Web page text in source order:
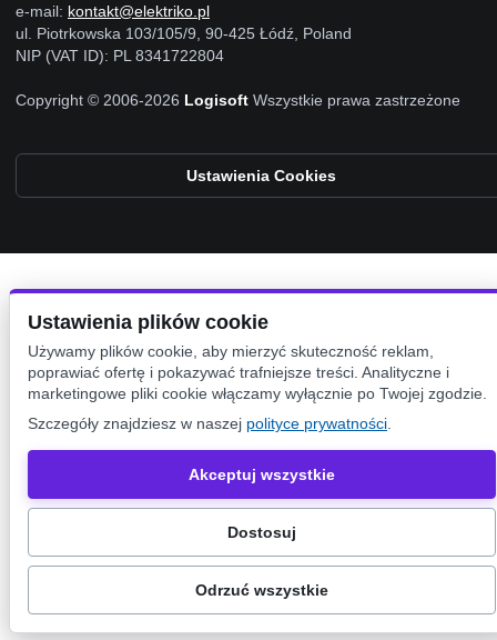
e-mail: kontakt@elektriko.pl
ul. Piotrkowska 103/105/9, 90-425 Łódź, Poland
NIP (VAT ID): PL 8341722804
Copyright © 2006-2026 Logisoft Wszystkie prawa zastrzeżone
Ustawienia Cookies
Ustawienia plików cookie
Używamy plików cookie, aby mierzyć skuteczność reklam,
poprawiać ofertę i pokazywać trafniejsze treści. Analityczne i
marketingowe pliki cookie włączamy wyłącznie po Twojej zgodzie.
Szczegóły znajdziesz w naszej polityce prywatności
Akceptuj wszystkie
Dostosuj
Odrzuć wszystkie